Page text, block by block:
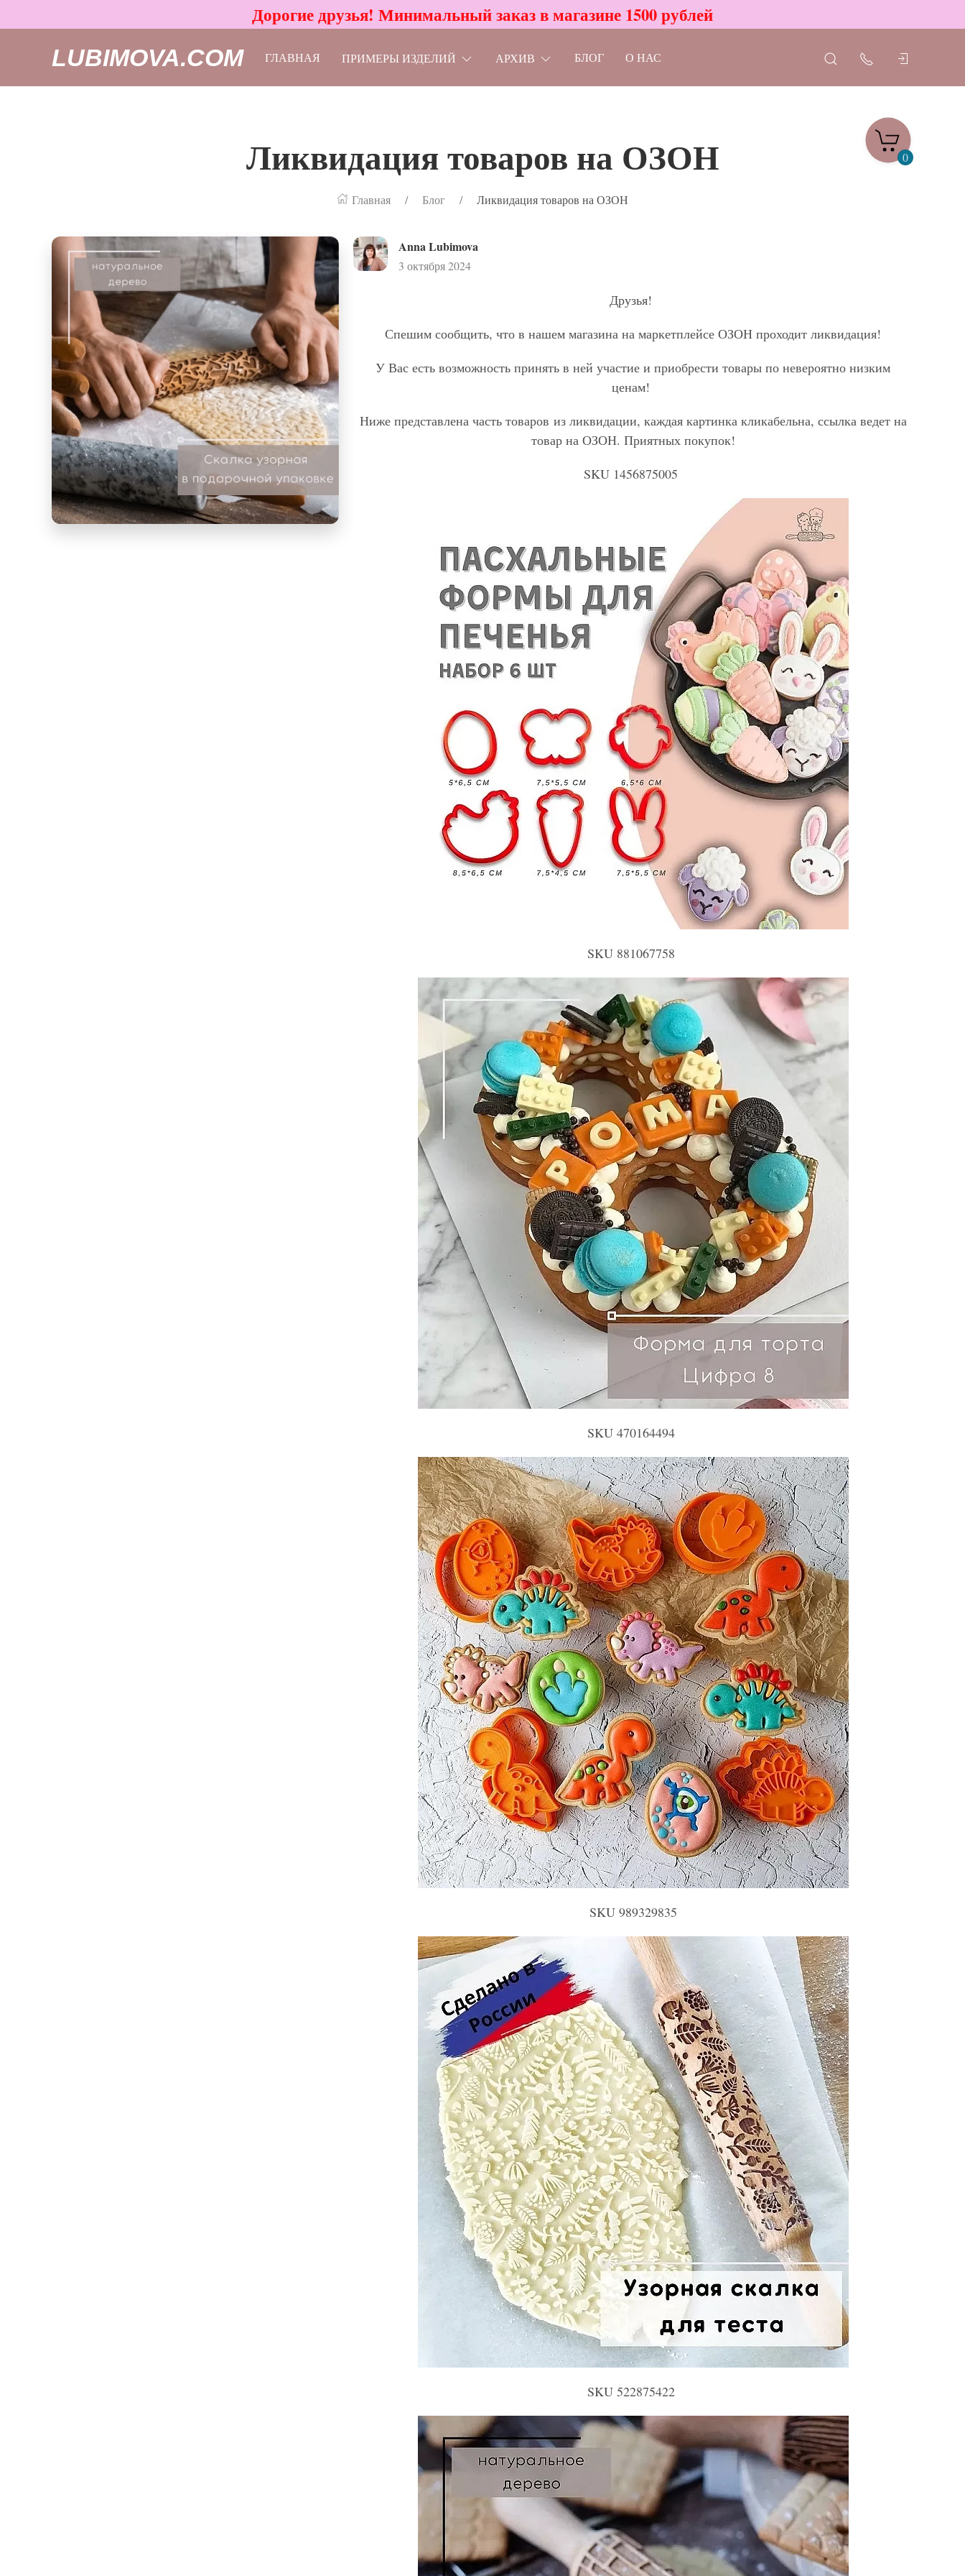
Дорогие друзья! Минимальный заказ в магазине 1500 рублей
LUBIMOVA.COM ГЛАВНАЯ ПРИМЕРЫ ИЗДЕЛИЙ АРХИВ БЛОГ О НАС
0
Ликвидация товаров на ОЗОН
Главная Блог Ликвидация товаров на ОЗОН
Anna Lubimova
3 октября 2024
Друзья!
Спешим сообщить, что в нашем магазина на маркетплейсе ОЗОН проходит ликвидация!
У Вас есть возможность принять в ней участие и приобрести товары по невероятно низким
ценам!
Ниже представлена часть товаров из ликвидации, каждая картинка кликабельна, ссылка ведет на
товар на ОЗОН. Приятных покупок!
SKU 1456875005
SKU 881067758
SKU 470164494
SKU 989329835
SKU 522875422